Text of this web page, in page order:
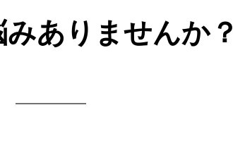
ありませんか？